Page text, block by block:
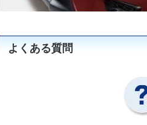
よくある質問